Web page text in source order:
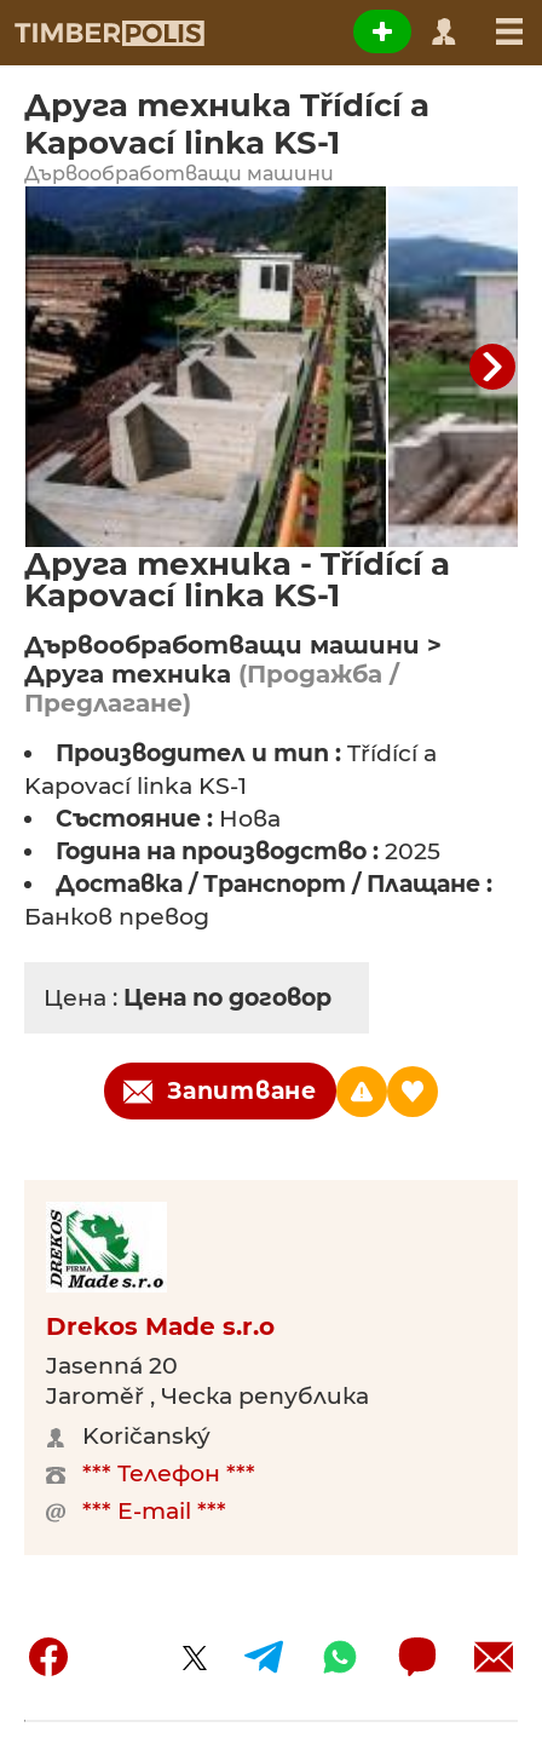
Друга техника Třídící a
Kapovací linka KS-1
Дървообработващи машини
Друга техника - Třídící a
Kapovací linka KS-1
Дървообработващи машини >
Друга техника (Продажба /
Предлагане)
Производител и тип : Třídící a
Kapovací linka KS-1
Състояние : Нова
Година на производство : 2025
Доставка / Транспорт / Плащане :
Банков превод
Цена : Цена по договор
Запитване
Drekos Made s.r.o
Jasenná 20
Jaroměř , Ческа република
Koričanský
*** Телефон ***
*** E-mail ***